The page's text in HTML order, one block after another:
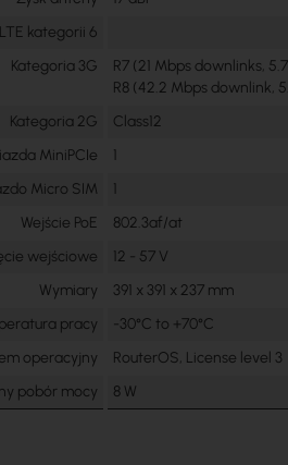
LTE kategorii 6
Kategoria 3G
R7 (21 Mbps downlinks,
R8 (42.2 Mbps downlink,
Kategoria 2G
Class12
MiniPCIe
1
Micro SIM
1
Wejście PoE
802.3af/at
wejściowe
12 - 57 V
Wymiary
391 x 391 x 237 mm
pracy
-30°C to +70°C
operacyjny
RouterOS, License level 3
pobór mocy
8 W